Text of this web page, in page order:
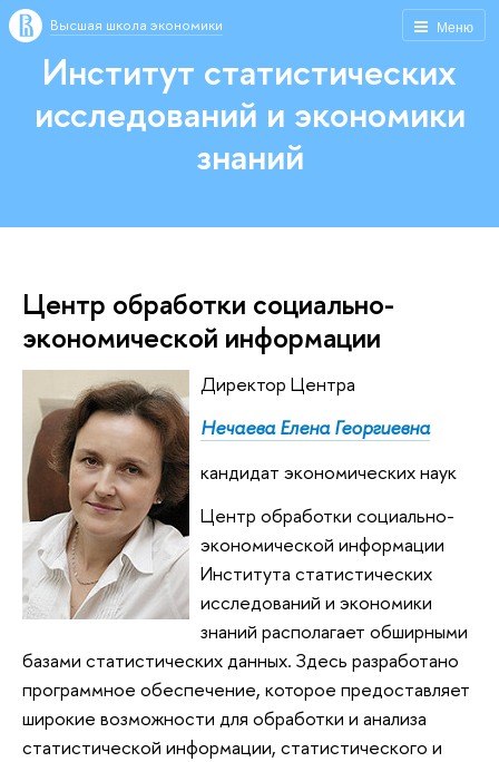
Меню
Высшая школа экономики
Институт статистических
исследований и экономики
знаний
Центр обработки социально-
экономической информации
Директор Центра
Нечаева Елена Георгиевна
кандидат экономических наук
Центр обработки социально-
экономической информации
Института статистических
исследований и экономики
знаний располагает обширными
базами статистических данных. Здесь разработано
программное обеспечение, которое предоставляет
широкие возможности для обработки и анализа
статистической информации, статистического и